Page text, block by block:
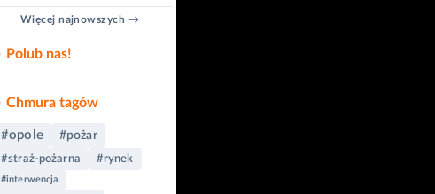
Więcej najnowszych →
Polub nas!
Chmura tagów
#opole #pożar
#straż-pożarna #rynek
#interwencja